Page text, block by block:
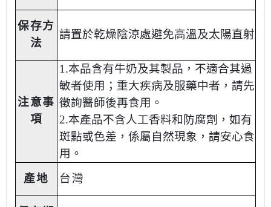
保存方
法
請置於乾燥陰涼處避免高溫及太陽直射
注意事
項
1.本品含有牛奶及其製品，不適合其過
敏者使用；重大疾病及服藥中者，請先
徵詢醫師後再食用。
2.本產品不含人工香料和防腐劑，如有
斑點或色差，係屬自然現象，請安心食
用。
產地
台灣